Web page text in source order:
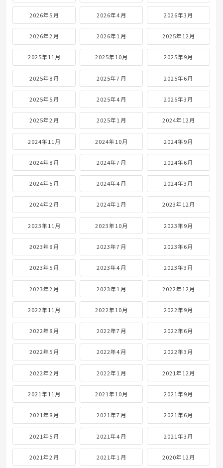
2026年5月 2026年4月 2026年3月
2026年2月 2026年1月 2025年12月
2025年11月 2025年10月 2025年9月
2025年8月 2025年7月 2025年6月
2025年5月 2025年4月 2025年3月
2025年2月 2025年1月 2024年12月
2024年11月 2024年10月 2024年9月
2024年8月 2024年7月 2024年6月
2024年5月 2024年4月 2024年3月
2024年2月 2024年1月 2023年12月
2023年11月 2023年10月 2023年9月
2023年8月 2023年7月 2023年6月
2023年5月 2023年4月 2023年3月
2023年2月 2023年1月 2022年12月
2022年11月 2022年10月 2022年9月
2022年8月 2022年7月 2022年6月
2022年5月 2022年4月 2022年3月
2022年2月 2022年1月 2021年12月
2021年11月 2021年10月 2021年9月
2021年8月 2021年7月 2021年6月
2021年5月 2021年4月 2021年3月
2021年2月 2021年1月 2020年12月